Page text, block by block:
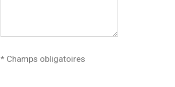
* Champs obligatoires